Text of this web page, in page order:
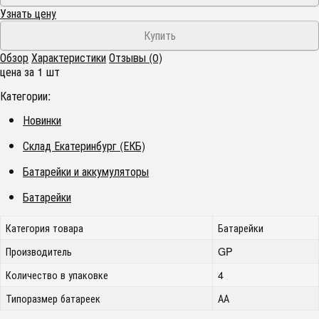
Узнать цену
ОбзорХарактеристикиОтзывы (0)
цена за 1 шт
Категории:
Новинки
Склад Екатеринбург (ЕКБ)
Батарейки и аккумуляторы
Батарейки
Категория товара
Батарейки
Производитель
GP
Количество в упаковке
4
Типоразмер батареек
АА